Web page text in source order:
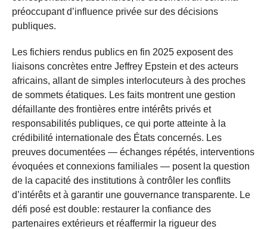
préoccupant d’influence privée sur des décisions
publiques.
Les fichiers rendus publics en fin 2025 exposent des
liaisons concrètes entre Jeffrey Epstein et des acteurs
africains, allant de simples interlocuteurs à des proches
de sommets étatiques. Les faits montrent une gestion
défaillante des frontières entre intérêts privés et
responsabilités publiques, ce qui porte atteinte à la
crédibilité internationale des États concernés. Les
preuves documentées — échanges répétés, interventions
évoquées et connexions familiales — posent la question
de la capacité des institutions à contrôler les conflits
d’intérêts et à garantir une gouvernance transparente. Le
défi posé est double: restaurer la confiance des
partenaires extérieurs et réaffermir la rigueur des